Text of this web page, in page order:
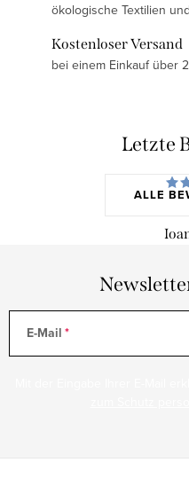
ökologische Textilien
Kostenloser Versand
bei einem Einkauf über
Letzte
ALLE
E-Mail